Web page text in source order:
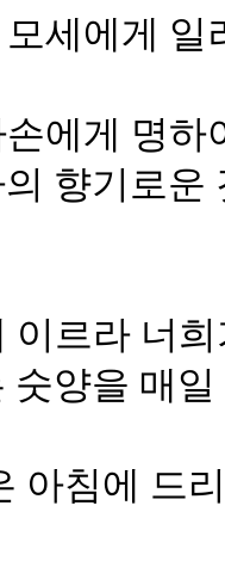
세에게 일
에게 명
향기로
이르라 너
숫양을 매
아침에 드